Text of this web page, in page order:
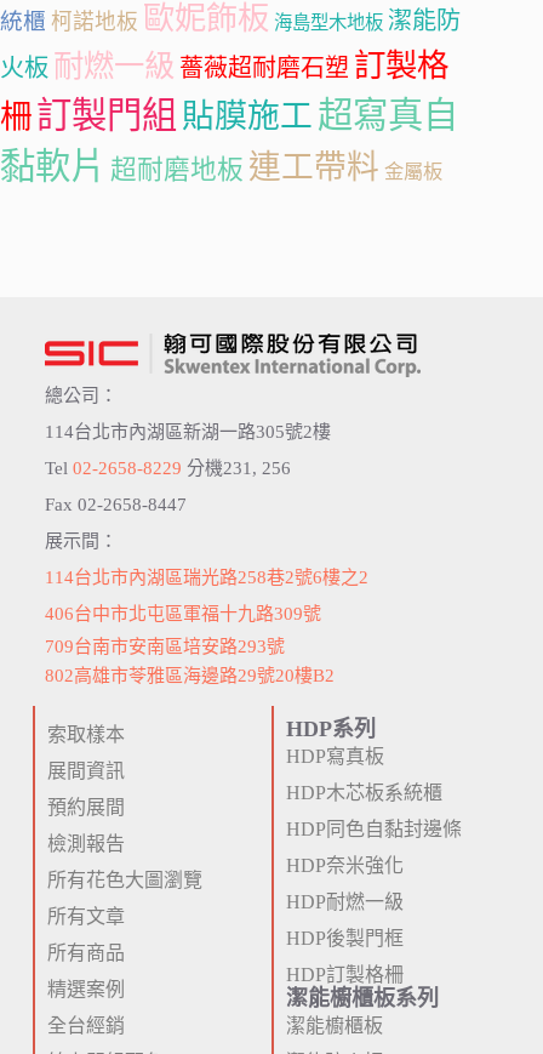
統櫃 柯諾地板 歐妮飾板 海島型木地板 潔能防
火板 耐燃一級 薔薇超耐磨石塑 訂製格
柵訂製門組 貼膜施工 超寫真自
黏軟片 超耐磨地板 連工帶料 金屬板
總公司：
114台北市內湖區新湖一路305號2樓
Tel 02-2658-8229 分機231, 256
Fax 02-2658-8447
展示間：
114台北市內湖區瑞光路258巷2號6樓之2
406台中市北屯區軍福十九路309號
709台南市安南區培安路293號
802高雄市苓雅區海邊路29號20樓B2
索取樣本
展間資訊
預約展間
檢測報告
所有花色大圖瀏覽
所有文章
所有商品
精選案例
全台經銷
HDP系列
HDP寫真板
HDP木芯板系統櫃
HDP同色自黏封邊條
HDP奈米強化
HDP耐燃一級
HDP後製門框
HDP訂製格柵
潔能櫥櫃板系列
潔能櫥櫃板